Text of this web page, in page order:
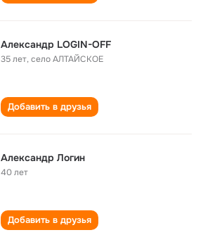
Александр LOGIN-OFF
35 лет,село АЛТАЙСКОЕ
Добавить в друзья
Александр Логин
40 лет
Добавить в друзья